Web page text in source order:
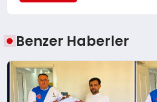
Benzer Haberler